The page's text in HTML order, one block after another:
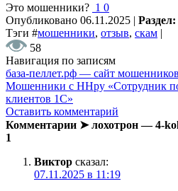
Это мошенники? 1 0
Опубликовано 06.11.2025 | Раздел:
Тэги #мошенники, отзыв, скам |
58
Навигация по записям
база-пеллет.рф — сайт мошенников
Мошенники с HHру «Сотрудник
клиентов 1С»
Оставить комментарий
Комментарии ➤ лохотрон — 4-
1
Виктор сказал:
07.11.2025 в 11:19